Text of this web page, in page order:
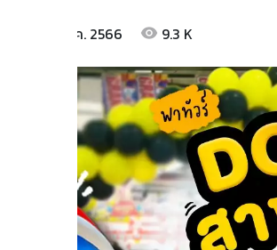
26 ต.ค. 2566 9.3 K